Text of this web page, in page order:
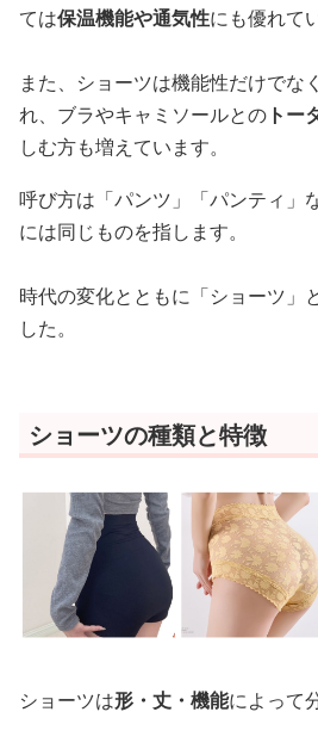
ては保温機能や通気性にも優れて
また、ショーツは機能性だけでな
れ、ブラやキャミソールとの トー
しむ方も増えています。
呼び方は「パンツ」「パンティ」
には同じものを指します。
時代の変化とともに「ショーツ」
した。
ショーツの種類と特徴
ショーツは形・丈・機能によって